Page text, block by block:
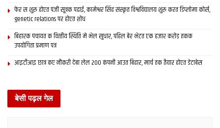
फेर स शुरू होएत पंजी सूत्रक पढाई, कामेश्वर सिंह संस्कृत विश्वविद्यालय शुरू करत डिप्लोमा कोर्स,
genetic relations पर होएत शोध
बिहारक पंचायत क वित्‍तीय स्थिति मे भेल सुधार, पहिल बेर भेटत एक हजार करोड़ तकक
उपयोगिता प्रमाण पत्र
आइटीआइ छात्र कए नौकरी देबा लेल 200 कंपनी आउत बिहार, मार्च तक तैयार होएत डेटाबेस
बेसी पढ़ल गेल